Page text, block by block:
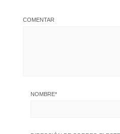
COMENTAR
NOMBRE*